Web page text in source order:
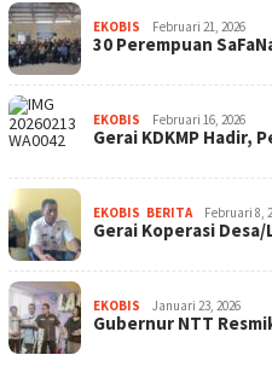
EKOBIS Februari 21, 2026
30 Perempuan
EKOBIS Februari 16, 2026
Gerai KDKMP Hadir,
EKOBIS BERITA Februari 8,
Gerai Koperasi
EKOBIS Januari 23, 2026
Gubernur NTT